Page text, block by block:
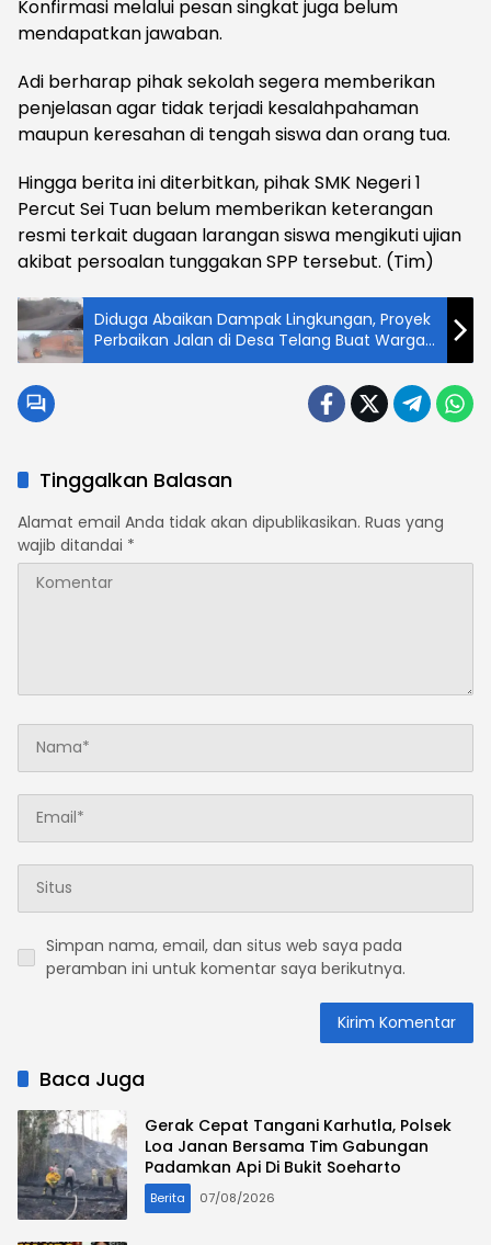
Konfirmasi melalui pesan singkat juga belum
mendapatkan jawaban.
Adi berharap pihak sekolah segera memberikan
penjelasan agar tidak terjadi kesalahpahaman
maupun keresahan di tengah siswa dan orang tua.
Hingga berita ini diterbitkan, pihak SMK Negeri 1
Percut Sei Tuan belum memberikan keterangan
resmi terkait dugaan larangan siswa mengikuti ujian
akibat persoalan tunggakan SPP tersebut. (Tim)
Diduga Abaikan Dampak Lingkungan, Proyek
Perbaikan Jalan di Desa Telang Buat Warga
Makan Debu Berhari-hari
Tinggalkan Balasan
Alamat email Anda tidak akan dipublikasikan. Ruas yang
wajib ditandai *
Simpan nama, email, dan situs web saya pada
peramban ini untuk komentar saya berikutnya.
Baca Juga
Gerak Cepat Tangani Karhutla, Polsek
Loa Janan Bersama Tim Gabungan
Padamkan Api Di Bukit Soeharto
Berita 07/08/2026